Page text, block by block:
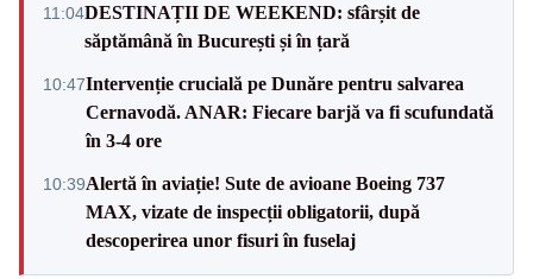
11:04DESTINAȚII DE WEEKEND: sfârșit de
săptămână în București și în țară
10:47Intervenție crucială pe Dunăre pentru salvarea
Cernavodă. ANAR: Fiecare barjă va fi scufundată
în 3-4 ore
10:39Alertă în aviație! Sute de avioane Boeing 737
MAX, vizate de inspecții obligatorii, după
descoperirea unor fisuri în fuselaj